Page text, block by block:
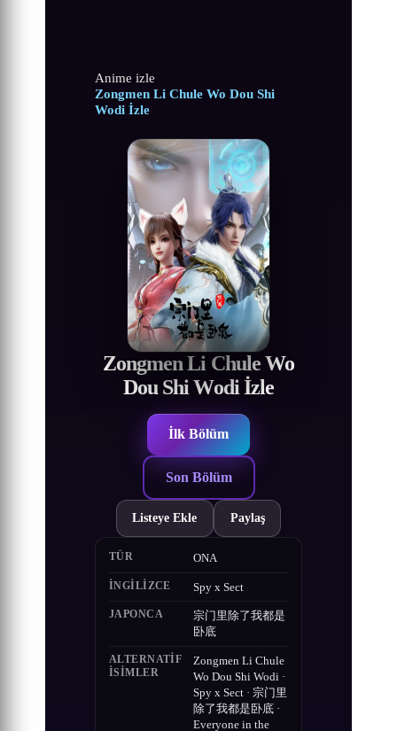
Anime izle
Zongmen Li Chule Wo Dou Shi
Wodi İzle
Zongmen Li Chule Wo
Dou Shi Wodi İzle
İlk Bölüm
Son Bölüm
Listeye Ekle Paylaş
TÜR ONA
İNGILIZCE Spy x Sect
JAPONCA
宗门里除了我都是
卧底
ALTERNATIF
ISIMLER
Zongmen Li Chule
Wo Dou Shi Wodi ·
Spy x Sect · 宗门里
除了我都是卧底 ·
Everyone in the